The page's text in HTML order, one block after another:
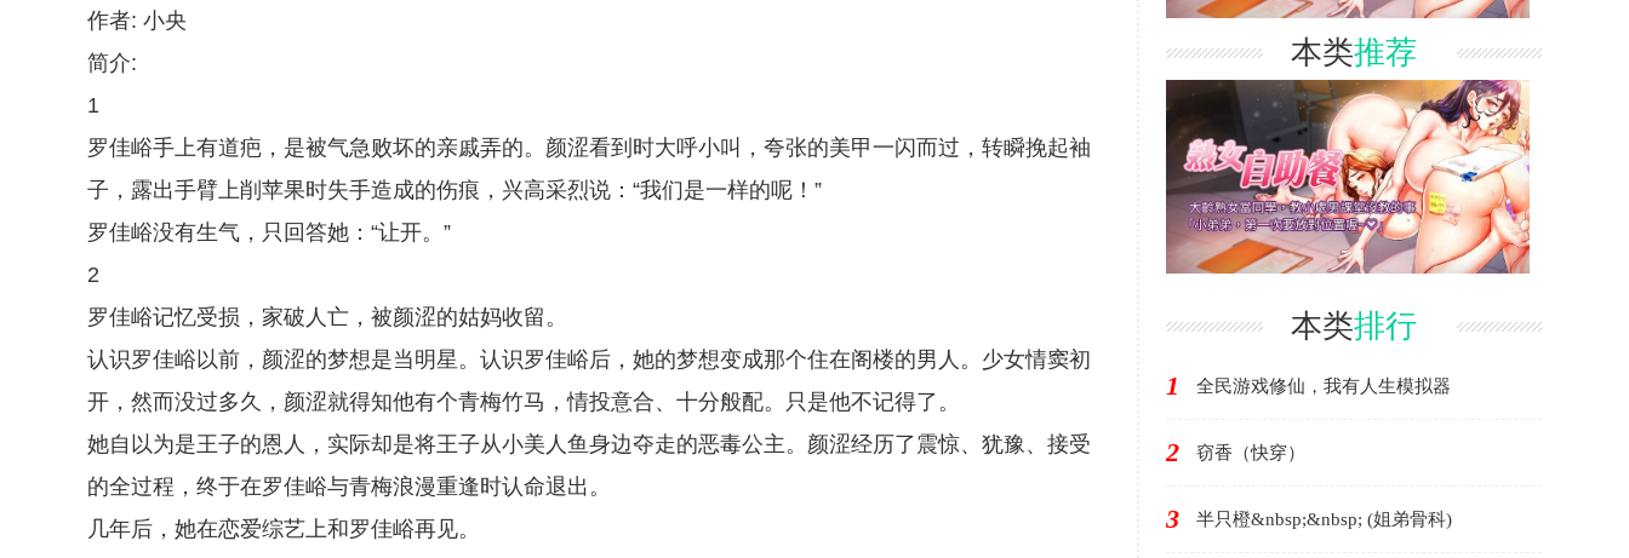
作者: 小央
简介:
1
罗佳峪手上有道疤，是被气急败坏的亲戚弄的。颜涩看到时大呼小叫，夸张的美甲一闪而过，转瞬挽起袖
子，露出手臂上削苹果时失手造成的伤痕，兴高采烈说：“我们是一样的呢！”
罗佳峪没有生气，只回答她：“让开。”
2
罗佳峪记忆受损，家破人亡，被颜涩的姑妈收留。
认识罗佳峪以前，颜涩的梦想是当明星。认识罗佳峪后，她的梦想变成那个住在阁楼的男人。少女情窦初
开，然而没过多久，颜涩就得知他有个青梅竹马，情投意合、十分般配。只是他不记得了。
她自以为是王子的恩人，实际却是将王子从小美人鱼身边夺走的恶毒公主。颜涩经历了震惊、犹豫、接受
的全过程，终于在罗佳峪与青梅浪漫重逢时认命退出。
几年后，她在恋爱综艺上和罗佳峪再见。
本类推荐
本类排行
1 全民游戏修仙，我有人生模拟器
2 窃香（快穿）
3 半只橙&nbsp;&nbsp; (姐弟骨科)